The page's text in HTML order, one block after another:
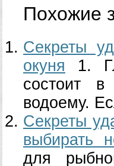
Похожие
Секреты
окуня
1.
состоит
водоему.
Секреты
выбирать
для